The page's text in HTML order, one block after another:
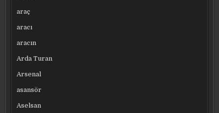
araç
aracı
aracın
Arda Turan
Arsenal
asansör
Aselsan